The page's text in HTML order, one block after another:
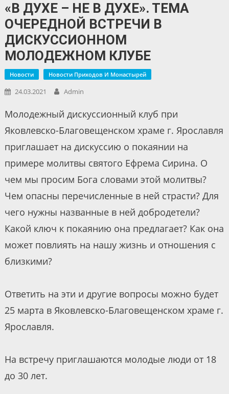
«В ДУХЕ – НЕ В ДУХЕ». ТЕМА
ОЧЕРЕДНОЙ ВСТРЕЧИ В
ДИСКУССИОННОМ
МОЛОДЕЖНОМ КЛУБЕ
Новости Новости Приходов И Монастырей
24.03.2021 Admin
Молодежный дискуссионный клуб при
Яковлевско-Благовещенском храме г. Ярославля
приглашает на дискуссию о покаянии на
примере молитвы святого Ефрема Сирина. О
чем мы просим Бога словами этой молитвы?
Чем опасны перечисленные в ней страсти? Для
чего нужны названные в ней добродетели?
Какой ключ к покаянию она предлагает? Как она
может повлиять на нашу жизнь и отношения с
близкими?
Ответить на эти и другие вопросы можно будет
25 марта в Яковлевско-Благовещенском храме г.
Ярославля.
На встречу приглашаются молодые люди от 18
до 30 лет.